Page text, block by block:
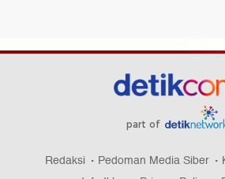
part of
Redaksi Pedoman Media Siber